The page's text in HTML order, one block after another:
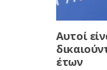
Αυτοί
έτων